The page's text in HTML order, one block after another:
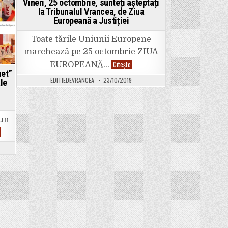
Posted
in
Vineri, 25 octombrie, sunteți așteptați
la Tribunalul Vrancea, de Ziua
Europeană a Justiției
Toate tările Uniunii Europene
marchează pe 25 octombrie ZIUA
EUROPEANĂ… Citește
25
octombrie,
sunteți
așteptați
la
Tribunalul
Vrancea,
de
Ziua
Europeană
a
Justiției
EDITIEDEVRANCEA 23/10/2019